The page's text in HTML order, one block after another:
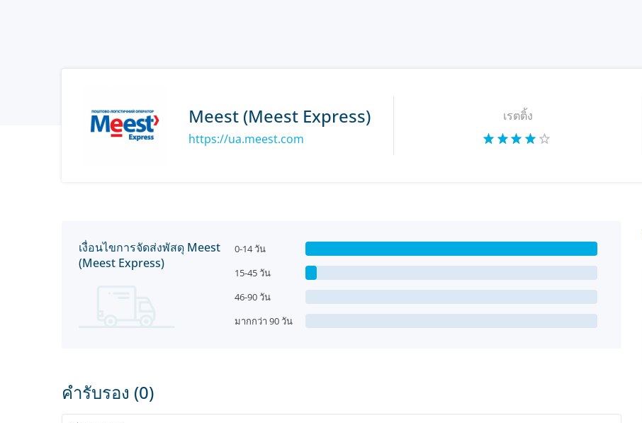
Meest (Meest Express)
https://ua.meest.com
เรตติ้ง
เงื่อนไขการจัดส่งพัสดุ Meest
(Meest Express)
0-14 วัน
15-45 วัน
46-90 วัน
มากกว่า 90 วัน
คำรับรอง (0)